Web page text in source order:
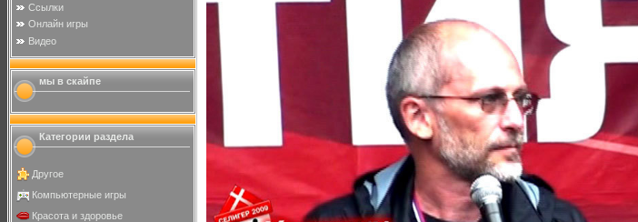
Ссылки
Онлайн игры
Видео
мы в скайпе
Категории раздела
Другое
Компьютерные игры
Красота и здоровье